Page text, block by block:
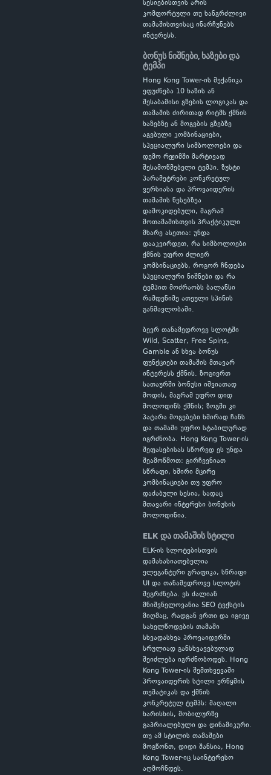
სესიებისთვის არის
კომფორტული თუ ხანგრძლივი
თამაშისთვისაც ინარჩუნებს
ინტერესს.
ბონუს ნიშნები, ხაზები და
ტემპი
Hong Kong Tower-ის მექანიკა
ეფუძნება 10 ხაზის ან
შესაბამისი გზების ლოგიკას და
თამაშის ძირითად რიტმს ქმნის
ხაზებზე ან მოგების გზებზე
აგებული კომბინაციები,
სპეციალური სიმბოლოები და
დემო რეჟიმში მარტივად
შესამოწმებელი ტემპი. ზუსტი
პარამეტრები კონკრეტულ
ვერსიასა და პროვაიდერის
თამაშის წესებზეა
დამოკიდებული, მაგრამ
მოთამაშისთვის პრაქტიკული
მხარე ასეთია: უნდა
დააკვირდეთ, რა სიმბოლოები
ქმნის უფრო ძლიერ
კომბინაციებს, როგორ ჩნდება
სპეციალური ნიშნები და რა
ტემპით მოძრაობს ბალანსი
რამდენიმე ათეული სპინის
განმავლობაში.
ბევრ თანამედროვე სლოტში
Wild, Scatter, Free Spins,
Gamble ან სხვა ბონუს
ფუნქციები თამაშის მთავარ
ინტერესს ქმნის. ზოგიერთ
სათაურში ბონუსი იშვიათად
მოდის, მაგრამ უფრო დიდ
მოლოდინს ქმნის; ზოგში კი
პატარა მოგებები ხშირად ჩანს
და თამაში უფრო სტაბილურად
იგრძნობა. Hong Kong Tower-ის
შეფასებისას სწორედ ეს უნდა
შეამოწმოთ: გირჩევნიათ
სწრაფი, ხშირი მცირე
კომბინაციები თუ უფრო
დაძაბული სესია, სადაც
მთავარი ინტერესი ბონუსის
მოლოდინია.
ELK და თამაშის სტილი
ELK-ის სლოტებისთვის
დამახასიათებელია
ელეგანტური გრაფიკა, სწრაფი
UI და თანამედროვე სლოტის
შეგრძნება. ეს ძალიან
მნიშვნელოვანია SEO ტექსტის
მიღმაც, რადგან ერთი და იგივე
სახელწოდების თამაში
სხვადასხვა პროვაიდერში
სრულიად განსხვავებულად
შეიძლება იგრძნობოდეს. Hong
Kong Tower-ის შემთხვევაში
პროვაიდერის სტილი ერწყმის
თემატიკას და ქმნის
კონკრეტულ ტემპს: მაღალი
ხარისხის, მობილურზე
გაპრიალებული და დინამიკური.
თუ ამ სტილის თამაშები
მოგწონთ, დიდი შანსია, Hong
Kong Tower-იც საინტერესო
აღმოჩნდეს.